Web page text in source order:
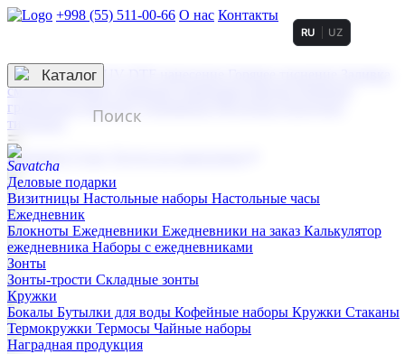
+998 (55) 511-00-66 О нас Контакты
3D гравировка
смолой (Doming)
гравировка твердая
тиснение
RU UZ
☰
Контакты
Каталог
Деловые подарки
Визитницы Настольные наборы Настольные часы
Ежедневник
Блокноты Ежедневники Ежедневники на заказ Калькулятор
ежедневника Наборы с ежедневниками
Зонты
Зонты-трости Складные зонты
Кружки
Бокалы Бутылки для воды Кофейные наборы Кружки Стаканы
Термокружки Термосы Чайные наборы
Наградная продукция